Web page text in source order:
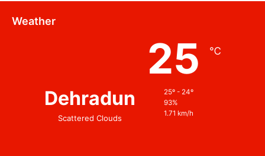
Weather
Dehradun
Scattered Clouds
25 ℃
25º - 24º
93%
1.71 km/h